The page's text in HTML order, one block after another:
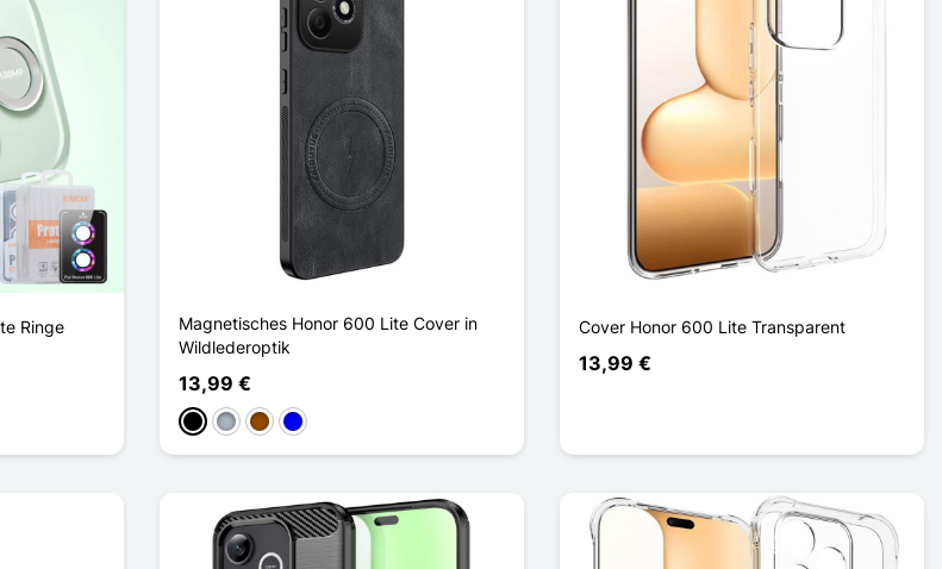
Ringe
Magnetisches Honor 600 Lite Cover in
Wildlederoptik
13,99 €
Schwarz
GrauBraunBlau
Cover Honor 600 Lite Transparent
13,99 €